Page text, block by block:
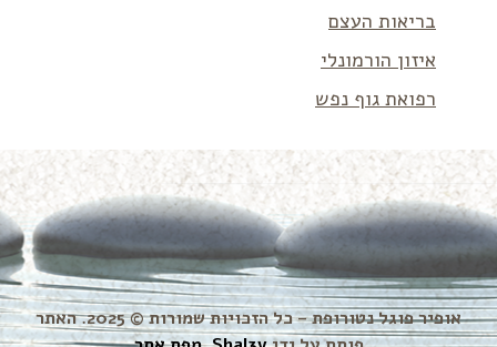
בריאות העצם
איזון הורמונלי
רפואת גוף נפש
אופיר פוגל נטורופת – כל הזכויות שמורות © 2025. האתר